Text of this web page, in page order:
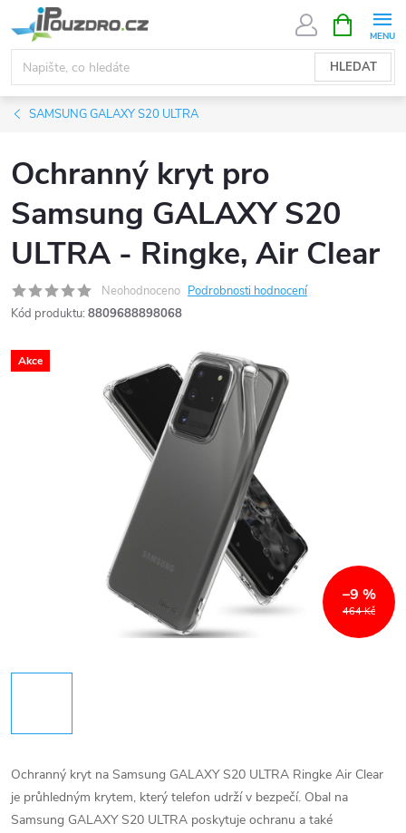
na
obsah
HLEDAT
NÁKUPNÍ
KOŠÍK
SAMSUNG GALAXY S20 ULTRA
Ochranný kryt pro
Samsung GALAXY S20
ULTRA - Ringke, Air Clear
Neohodnoceno Podrobnosti hodnocení
Kód produktu: 8809688898068
Akce
464 Kč
–9 %
Ochranný kryt na Samsung GALAXY S20 ULTRA Ringke Air Clear
je průhledným krytem, který telefon udrží v bezpečí. Obal na
Samsung GALAXY S20 ULTRA poskytuje ochranu a také